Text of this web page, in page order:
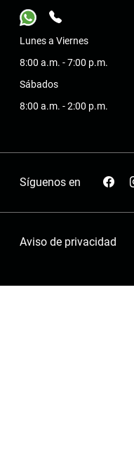
Lunes a Viernes
8:00 a.m. - 7:00 p.m.
Sábados
8:00 a.m. - 2:00 p.m.
Síguenos en
Aviso de privacidad